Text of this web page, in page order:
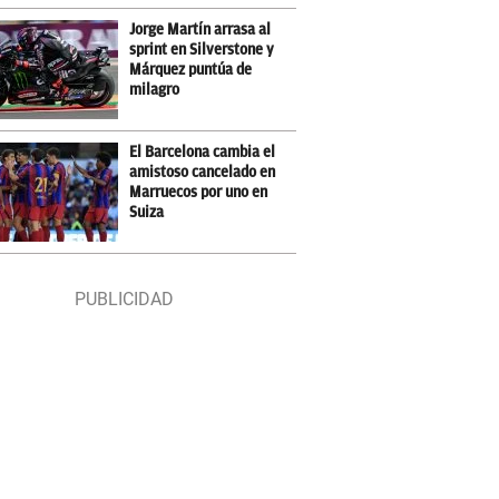
Jorge Martín arrasa al
sprint en Silverstone y
Márquez puntúa de
milagro
El Barcelona cambia el
amistoso cancelado en
Marruecos por uno en
Suiza